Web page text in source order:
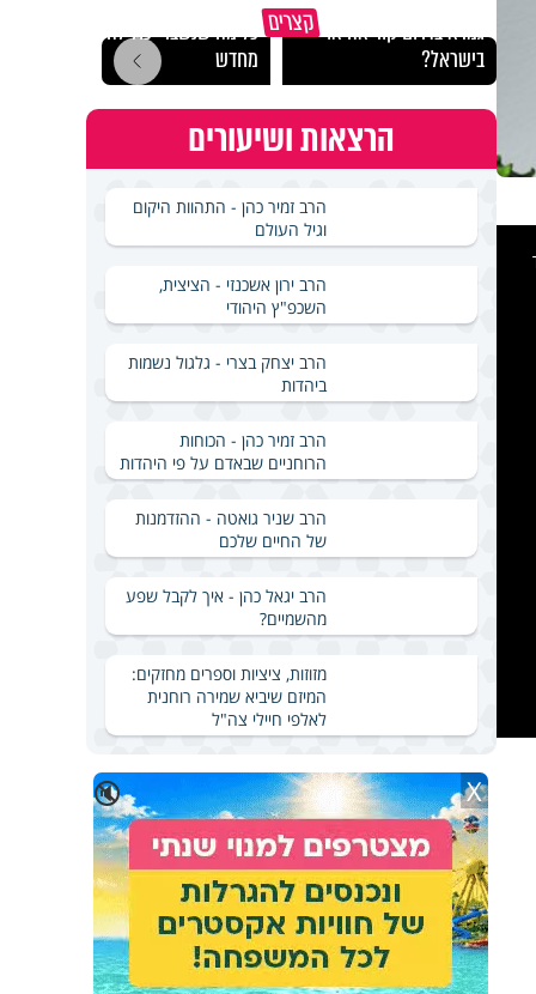
קצרים גמרא בדרום קוריאה או
בישראל?
כל מה שנשבר יכול להיבנות
מחדש
הרצאות ושיעורים
הרב זמיר כהן - התהוות היקום
וגיל העולם
הרב ירון אשכנזי - הציצית,
השכפ"ץ היהודי
הרב יצחק בצרי - גלגול נשמות
ביהדות
הרב זמיר כהן - הכוחות
הרוחניים שבאדם על פי היהדות
הרב שניר גואטה - ההזדמנות
של החיים שלכם
הרב יגאל כהן - איך לקבל שפע
מהשמיים?
מזוזות, ציציות וספרים מחזקים:
המיזם שיביא שמירה רוחנית
לאלפי חיילי צה"ל
🔇 X